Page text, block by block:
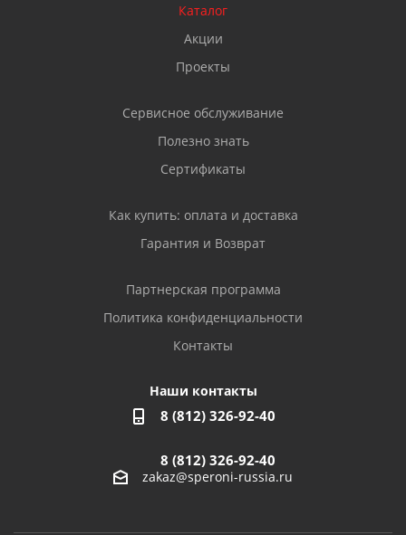
Каталог
Акции
Проекты
Сервисное обслуживание
Полезно знать
Сертификаты
Как купить: оплата и доставка
Гарантия и Возврат
Партнерская программа
Политика конфиденциальности
Контакты
Наши контакты
8 (812) 326-92-40
8 (812) 326-92-40
zakaz@speroni-russia.ru